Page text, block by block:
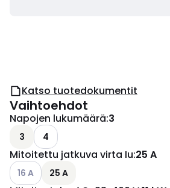
Katso tuotedokumentit
Vaihtoehdot
Napojen lukumäärä:3
3 4
Mitoitettu jatkuva virta Iu:25 A
Katso käytettävissä olevat vaihtoehdot
16 A 25 A